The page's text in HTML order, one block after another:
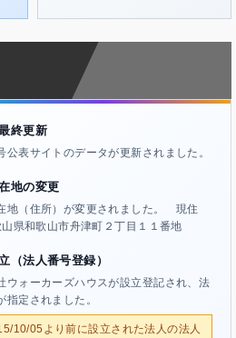
終更新
公表サイトのデータが更新されました。
地の変更
地（住所）が変更されました。 現住
県和歌山市舟津町２丁目１１番地
（法人番号登録）
ウォーカーズハウスが設立登記され、法
指定されました。
10/05より前に設立された法人の法人